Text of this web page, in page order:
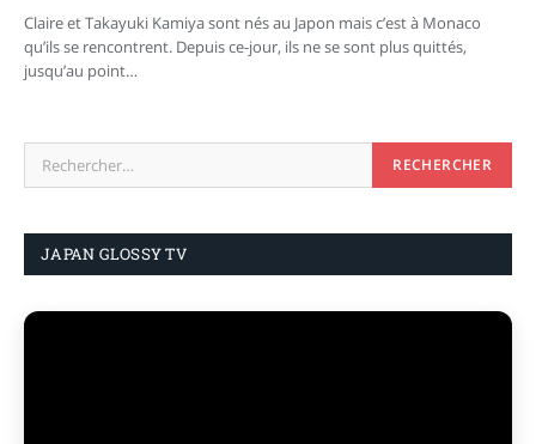
Claire et Takayuki Kamiya sont nés au Japon mais c’est à Monaco
qu’ils se rencontrent. Depuis ce-jour, ils ne se sont plus quittés,
jusqu’au point…
JAPAN GLOSSY TV